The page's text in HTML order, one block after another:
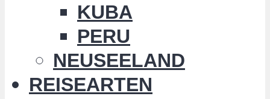
KUBA
PERU
NEUSEELAND
REISEARTEN